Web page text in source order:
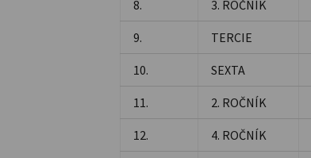
8. 3. ROČNÍK
9. TERCIE
10. SEXTA
11. 2. ROČNÍK
12. 4. ROČNÍK